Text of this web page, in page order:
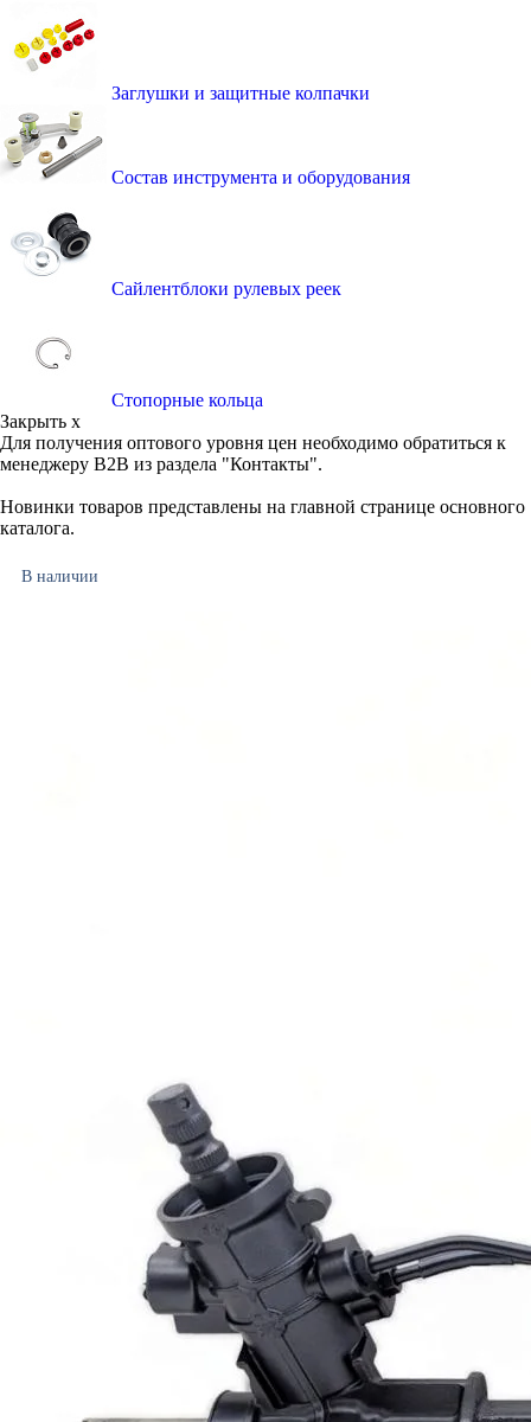
Заглушки и защитные колпачки
Состав инструмента и оборудования
Сайлентблоки рулевых реек
Стопорные кольца
Закрыть x
Для получения оптового уровня цен необходимо обратиться к
менеджеру B2B из раздела "Контакты".
Новинки товаров представлены на главной странице основного
каталога.
В наличии